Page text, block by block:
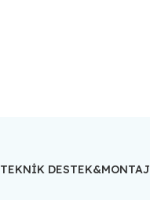
TEKNİK DESTEK&MONTAJ